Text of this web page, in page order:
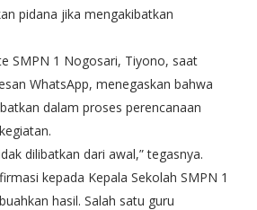
pidana jika mengakibatkan
SMPN 1 Nogosari, Tiyono, saat
WhatsApp, menegaskan bahwa
dalam proses perencanaan
dilibatkan dari awal,” tegasnya.
kepada Kepala Sekolah SMPN 1
hasil. Salah satu guru